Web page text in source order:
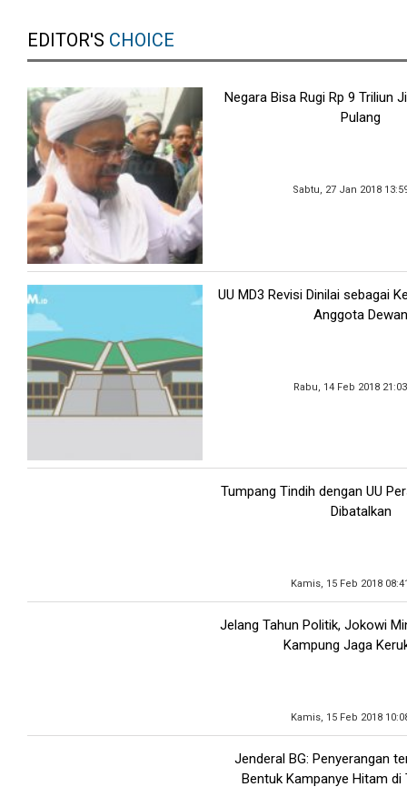
EDITOR'S CHOICE
Negara Bisa Rugi Rp 9 Triliun
Pulang
Sabtu, 27 Jan 2018
UU MD3 Revisi Dinilai sebagai
Anggota
Rabu, 14 Feb 2018
Tumpang Tindih dengan UU
Dibatalkan
Kamis, 15 Feb 2018
Jelang Tahun Politik, Jokowi
Kampung Jaga
Kamis, 15 Feb 2018
Jenderal BG: Penyerangan
Bentuk Kampanye Hitam di